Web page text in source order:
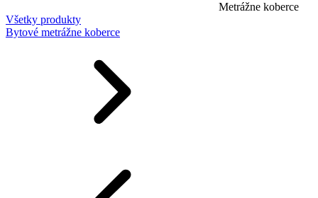
Metrážne koberce
Všetky produkty
Bytové metrážne koberce